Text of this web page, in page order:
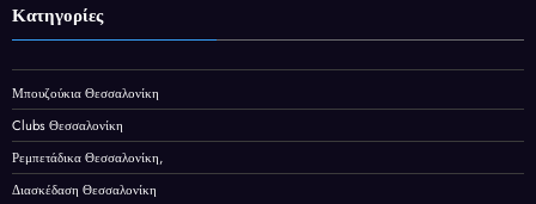
Κατηγορίες
Μπουζούκια Θεσσαλονίκη
Clubs Θεσσαλονίκη
Ρεμπετάδικα Θεσσαλονίκη,
Διασκέδαση Θεσσαλονίκη